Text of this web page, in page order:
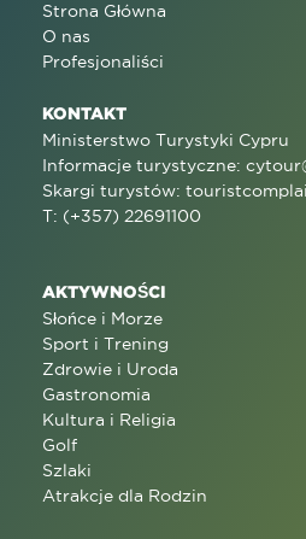
Strona Główna
O nas
Profesjonaliści
KONTAKT
Ministerstwo Turystyki Cypru
Informacje turystyczne:
Skargi turystów:
T: (+357) 22691100
AKTYWNOŚCI
Słońce i Morze
Sport i Trening
Zdrowie i Uroda
Gastronomia
Kultura i Religia
Golf
Szlaki
Atrakcje dla Rodzin